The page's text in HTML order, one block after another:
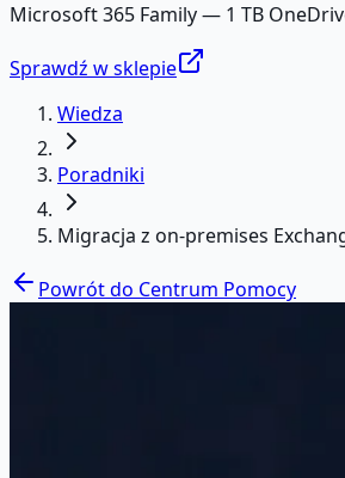
Microsoft 365 Family — 1 TB
Sprawdź w sklepie
Wiedza
Poradniki
Migracja z on-premises
Powrót do Centrum Pomocy